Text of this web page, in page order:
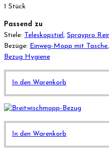
1 Stück
Passend zu
Stiele:
Teleskopstiel , Spraypro
Bezüge: Einweg-Mopp mit Tasche,
Bezug Hygiene
In den Warenkorb
In den Warenkorb